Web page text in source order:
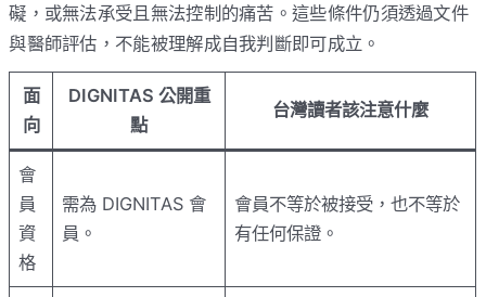
礙，或無法承受且無法控制的痛苦。這些條件仍須透過文件
與醫師評估，不能被理解成自我判斷即可成立。
面
向
DIGNITAS 公開重
點
台灣讀者該注意什麼
會
員
資
格
需為 DIGNITAS 會
員。
會員不等於被接受，也不等於
有任何保證。